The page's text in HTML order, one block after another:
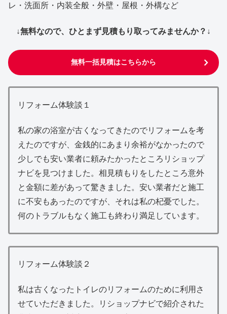
レ・洗面所・内装全般・外壁・屋根・外構など
↓無料なので、ひとまず見積もり取ってみませんか？↓
無料一括見積はこちらから
リフォーム体験談１
私の家の浴室が古くなってきたのでリフォームを考
えたのですが、金銭的にあまり余裕がなかったので
少しでも安い業者に頼みたかったところリショップ
ナビを見つけました。相見積もりをしたところ意外
と金額に差があって驚きました。安い業者だと施工
に不安もあったのですが、それは私の杞憂でした。
何のトラブルもなく施工も終わり満足しています。
リフォーム体験談２
私は古くなったトイレのリフォームのために利用さ
せていただきました。リショップナビで紹介された